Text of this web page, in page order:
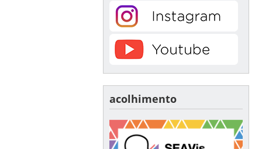
acolhimento